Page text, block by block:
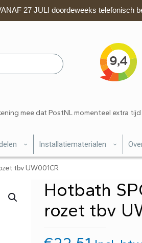
27 JULI doordeweeks telefonisch
mee dat PostNL momenteel extra
Installatiematerialen
tbv UW001CR
Hotbath
rozet tbv